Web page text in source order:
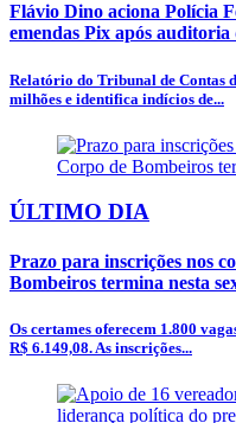
Flávio Dino aciona Polícia
emendas Pix após
Relatório do Tribunal de Contas
milhões e identifica indícios de...
ÚLTIMO DIA
Prazo para inscrições nos
Bombeiros termina nesta
Os certames oferecem 1.800
R$ 6.149,08. As inscrições...